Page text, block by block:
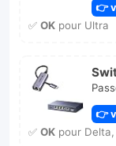
👉
✅ OKpour Ultra
👉
✅ OKpour Delta,